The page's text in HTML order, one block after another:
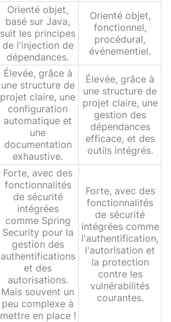
Orienté objet,
basé sur Java,
suit les principes
de l'injection de
dépendances.
Orienté objet,
fonctionnel,
procédural,
événementiel.
Élevée, grâce à
une structure de
projet claire, une
configuration
automatique et
une
documentation
exhaustive.
Élevée, grâce à
une structure de
projet claire, une
gestion des
dépendances
efficace, et des
outils intégrés.
Forte, avec des
fonctionnalités
de sécurité
intégrées
comme Spring
Security pour la
gestion des
authentifications
et des
autorisations.
Mais souvent un
peu complexe à
mettre en place !
Forte, avec des
fonctionnalités
de sécurité
intégrées comme
l'authentification,
l'autorisation et
la protection
contre les
vulnérabilités
courantes.